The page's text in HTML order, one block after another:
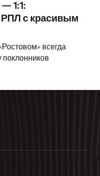
1:1:
с красивым
всегда